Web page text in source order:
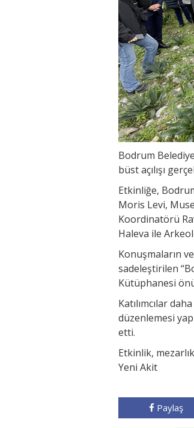
Bodrum
büst açılışı
Etkinliğe,
Moris Levi,
Koordinatörü
Haleva ile
Konuşmaların
sadeleştirilen
Kütüphanesi
Katılımcılar
düzenlemesi
etti.
Etkinlik,
Yeni Akit
Paylaş